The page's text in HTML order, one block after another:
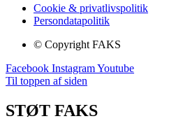
Cookie & privatlivspolitik
Persondatapolitik
© Copyright FAKS
Facebook InstagramYoutube
Til toppen af siden
STØT FAKS